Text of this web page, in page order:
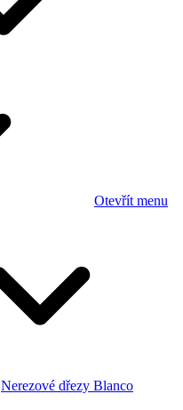
Otevřít menu
Nerezové dřezy Blanco